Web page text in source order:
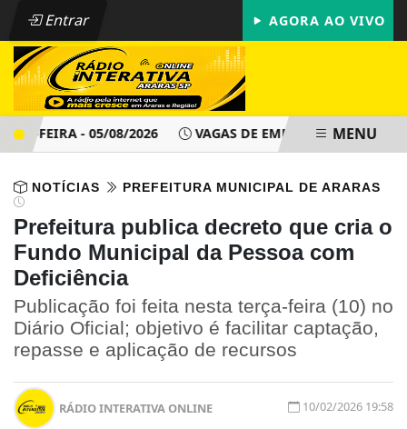
Entrar AGORA AO VIVO
FEIRA - 05/08/2026 VAGAS DE EMPREGO - PATMENU
NOTÍCIAS PREFEITURA MUNICIPAL DE ARARAS
Prefeitura publica decreto que cria o
Fundo Municipal da Pessoa com
Deficiência
Publicação foi feita nesta terça-feira (10) no
Diário Oficial; objetivo é facilitar captação,
repasse e aplicação de recursos
RÁDIO INTERATIVA ONLINE 10/02/2026 19:58